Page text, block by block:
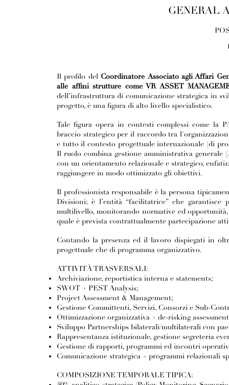
GENERAL
Il profilo del Coordinatore Associato agli Affari
alle affini strutture come VR ASSET
dell’infrastruttura di comunicazione strategica in
progetto, è una figura di alto livello specialistico.
Tale figura opera in contesti complessi come la
braccio strategico per il raccordo tra
e tutto il contesto progettuale internazionale (di
Il ruolo combina gestione amministrativa generale
con un orientamento relazionale e strategico,
raggiungere in modo ottimizzato gli obiettivi.
Il professionista responsabile è la persona
Divisioni; è l’entità “facilitatrice” che
multilivello, monitorando normative ed
quale è prevista contrattualmente partecipazione
Contando la presenza ed il lavoro dispiegati in
progettuale che di programma organizzativo.
ATTIVITÀ TRASVERSALI:
Archiviazione, reportistica interna e statements;
SWOT + PEST Analysis;
Project Assessment & Management;
Gestione Committenti, Servizi, Consorzi e Sub-
Ottimizzazione organizzativa + de-risking
Sviluppo Partnerships bilaterali/multilaterali con
Rappresentanza istituzionale, gestione segreteria
Gestione di rapporti, programmi ed incontri
Comunicazione strategica + programmi relazionali
COMPOSIZIONE TEMPORALE TIPICA: